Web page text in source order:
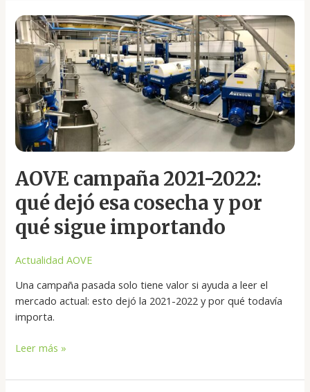
AOVE campaña 2021-2022:
qué dejó esa cosecha y por
qué sigue importando
Actualidad AOVE
Una campaña pasada solo tiene valor si ayuda a leer el
mercado actual: esto dejó la 2021-2022 y por qué todavía
importa.
AOVE
campaña
2021-
2022:
qué
dejó
esa
cosecha
y
qué
sigue
importando
Leer más »